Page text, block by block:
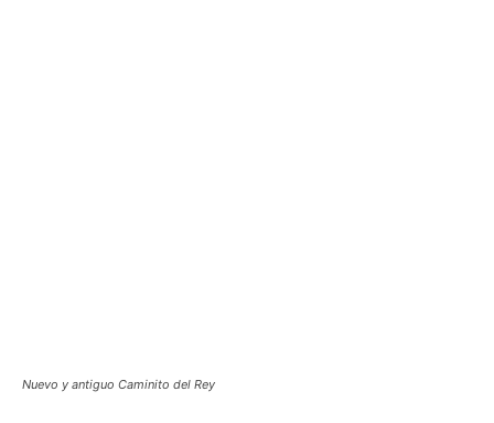
Nuevo y antiguo Caminito del Rey